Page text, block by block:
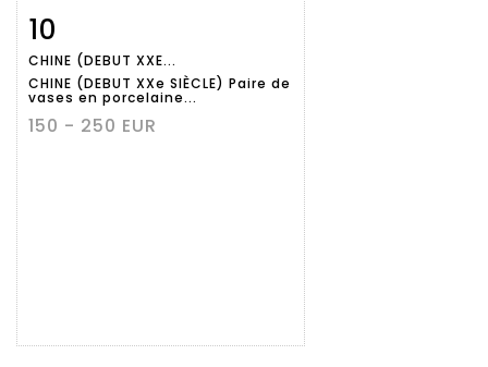
détaillée
10
CHINE (DEBUT XXE...
CHINE (DEBUT XXe SIÈCLE) Paire de
vases en porcelaine...
150 - 250 EUR